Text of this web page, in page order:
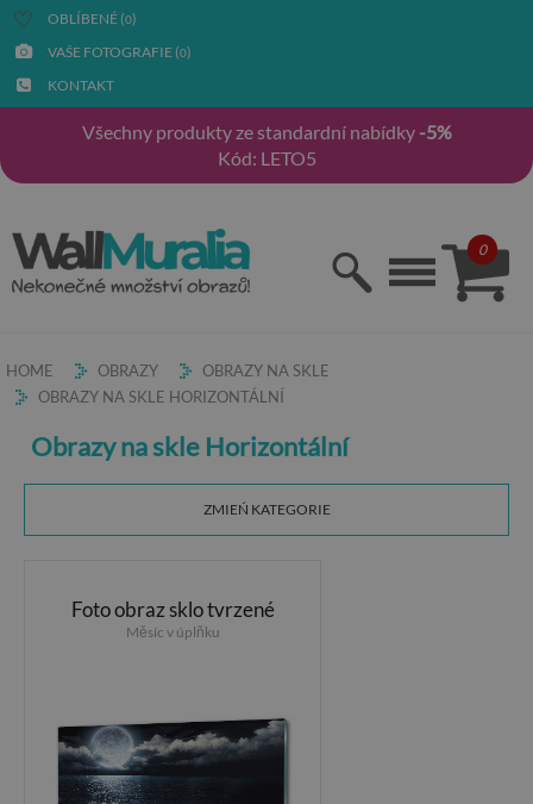
OBLÍBENÉ (0)
VAŠE FOTOGRAFIE (0)
KONTAKT
Všechny produkty ze standardní nabídky -5%
Kód: LETO5
0
HOME OBRAZY
OBRAZY NA SKLE
OBRAZY NA SKLE HORIZONTÁLNÍ
Obrazy na skle Horizontální
ZMIEŃ KATEGORIE
Foto obraz sklo tvrzené
Měsíc v úplňku